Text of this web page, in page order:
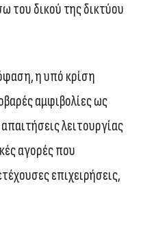
του δικού της δικτύου
η υπό κρίση
αμφιβολίες ως
λειτουργίας
αγορές που
επιχειρήσεις,